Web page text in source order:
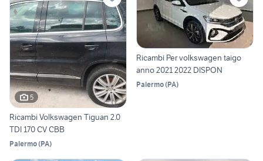
5
Ricambi Volkswagen Tiguan 2.0
TDI 170 CV CBB
Palermo(PA)
Ricambi Per volkswagen taigo
anno 2021 2022 DISPON
Palermo(PA)